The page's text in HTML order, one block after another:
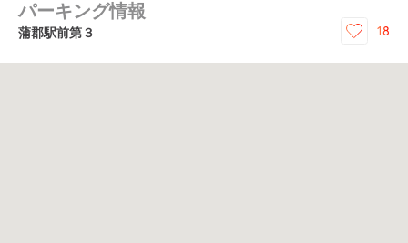
パーキング情報
蒲郡駅前第３ 18